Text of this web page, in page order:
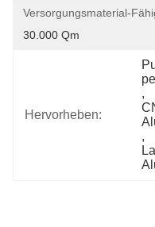
Versorgungsmaterial-
30.000 Qm
Hervorheben:
,
,